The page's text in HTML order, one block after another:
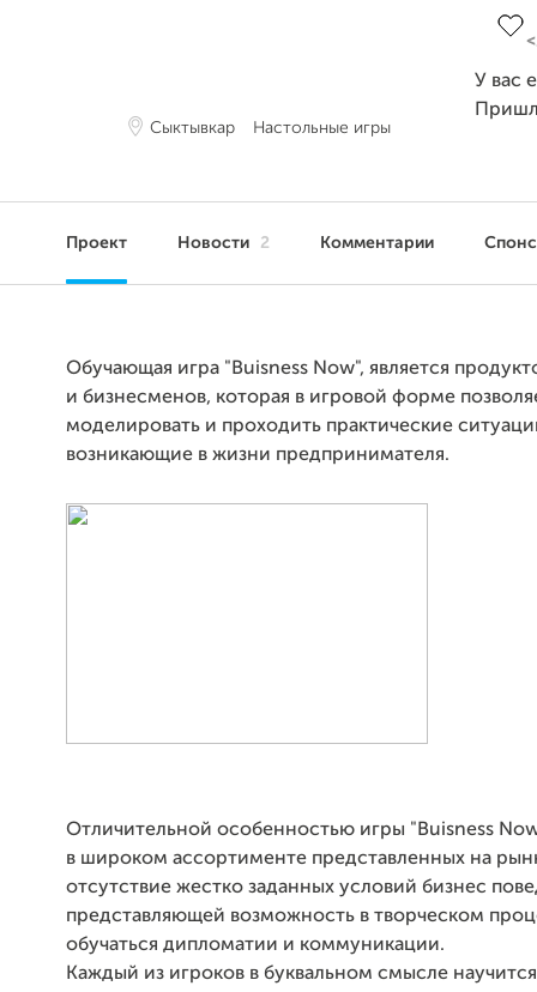
Сыктывкар Настольные игры
У вас
Проект Новости 2 Комментарии
Обучающая игра "Buisness Now", является
и бизнесменов, которая в игровой форме
моделировать и проходить практические
возникающие в жизни предпринимателя.
Отличительной особенностью игры "Buisness
в широком ассортименте представленных на
отсутствие жестко заданных условий бизнес
представляющей возможность в творческом
обучаться дипломатии и коммуникации.
Каждый из игроков в буквальном смысле